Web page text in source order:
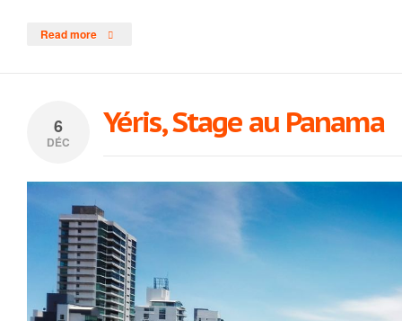
Read more
6
DÉC
Yéris, Stage au Panama